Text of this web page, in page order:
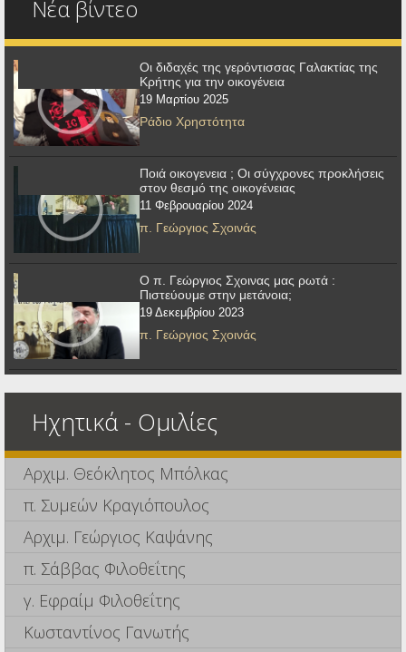
Νέα βίντεο
Οι διδαχές της γερόντισσας Γαλακτίας της
Κρήτης για την οικογένεια
19 Μαρτίου 2025
Ράδιο Χρηστότητα
Ποιά οικογενεια ; Οι σύγχρονες προκλήσεις
στον θεσμό της οικογένειας
11 Φεβρουαρίου 2024
π. Γεώργιος Σχοινάς
Ο π. Γεώργιος Σχοινας μας ρωτά :
Πιστεύουμε στην μετάνοια;
19 Δεκεμβρίου 2023
π. Γεώργιος Σχοινάς
Ηχητικά - Ομιλίες
Αρχιμ. Θεόκλητος Μπόλκας
π. Συμεών Κραγιόπουλος
Αρχιμ. Γεώργιος Καψάνης
π. Σάββας Φιλοθεΐτης
γ. Εφραίμ Φιλοθεΐτης
Κωσταντίνος Γανωτής